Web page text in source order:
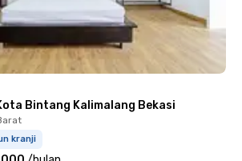
Bintang Kalimalang Bekasi
kranji